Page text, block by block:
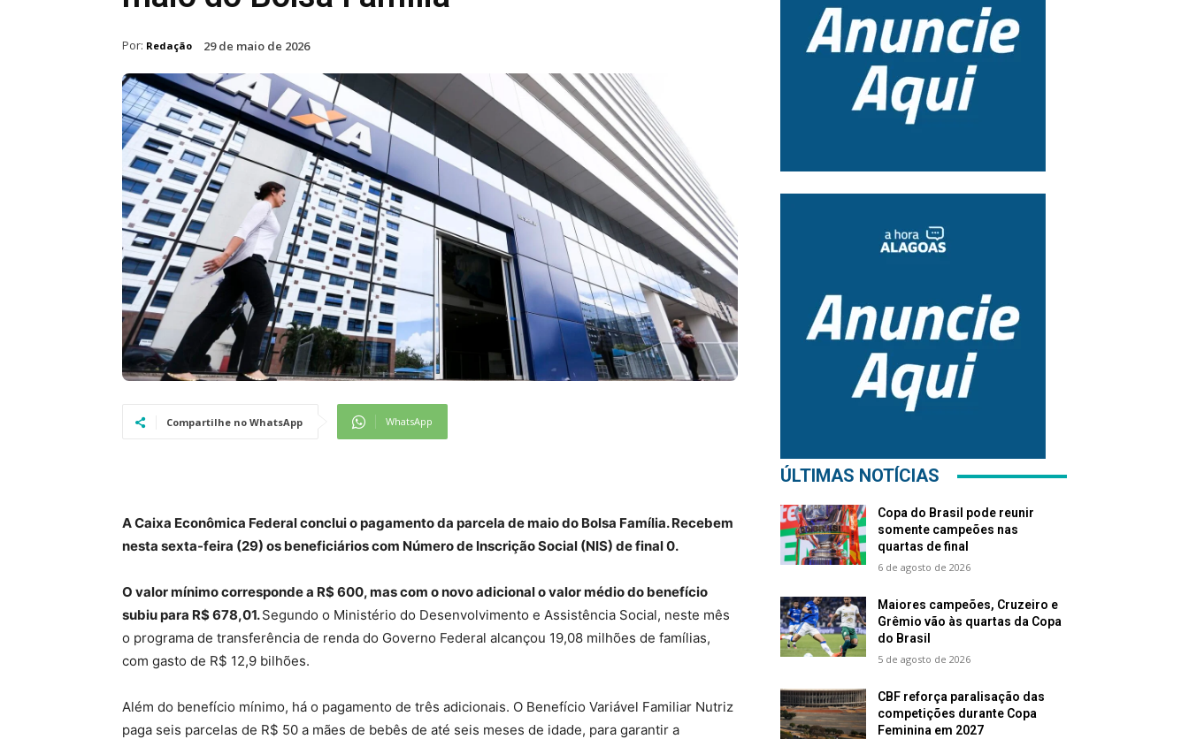
Por: Redação 29 de maio de 2026
Compartilhe no WhatsApp WhatsApp
A Caixa Econômica Federal conclui o pagamento da parcela de maio do Bolsa Família. Recebem
nesta sexta-feira (29) os beneficiários com Número de Inscrição Social (NIS) de final 0.
O valor mínimo corresponde a R$ 600, mas com o novo adicional o valor médio do benefício
subiu para R$ 678,01.Segundo o Ministério do Desenvolvimento e Assistência Social, neste mês
o programa de transferência de renda do Governo Federal alcançou 19,08 milhões de famílias,
com gasto de R$ 12,9 bilhões.
Além do benefício mínimo, há o pagamento de três adicionais. O Benefício Variável Familiar Nutriz
paga seis parcelas de R$ 50 a mães de bebês de até seis meses de idade, para garantir a
ÚLTIMAS NOTÍCIAS
Copa do Brasil pode reunir
somente campeões nas
quartas de final
6 de agosto de 2026
Maiores campeões, Cruzeiro e
Grêmio vão às quartas da Copa
do Brasil
5 de agosto de 2026
CBF reforça paralisação das
competições durante Copa
Feminina em 2027